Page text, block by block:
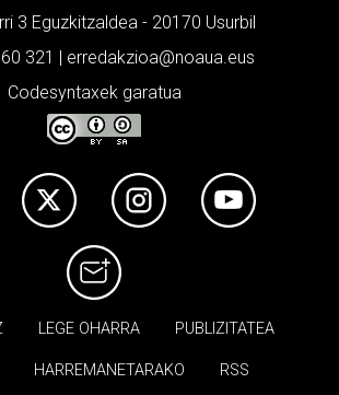
3 Eguzkitzaldea - 20170 Usurbil
321 | erredakzioa@noaua.eus
Codesyntaxek garatua
LEGE OHARRA PUBLIZITATEA
HARREMANETARAKO RSS